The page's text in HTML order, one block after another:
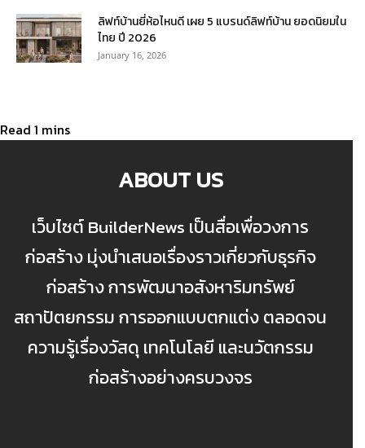
ลิฟท์บ้านยี่ห้อไหนดี เผย 5 แบรนด์ลิฟท์บ้าน ยอดนิยมใน
ไทย ปี 2026
January 16, 2026
ABOUT US
เว็บไซต์ BuilderNews เป็นสื่อเพื่อวงการ
ก่อสร้าง มุ่งนำเสนอเรื่องราวเกี่ยวกับธุรกิจ
ก่อสร้าง การพัฒนาอสังหาริมทรัพย์
สถาปัตยกรรม การออกแบบตกแต่ง ตลอดจน
ความรู้เรื่องวัสดุ เทคโนโลยี และนวัตกรรม
ก่อสร้างอย่างครบวงจร